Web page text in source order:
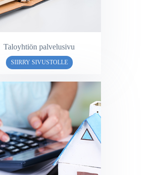
Taloyhtiön palvelusivu
SIIRRY SIVUSTOLLE